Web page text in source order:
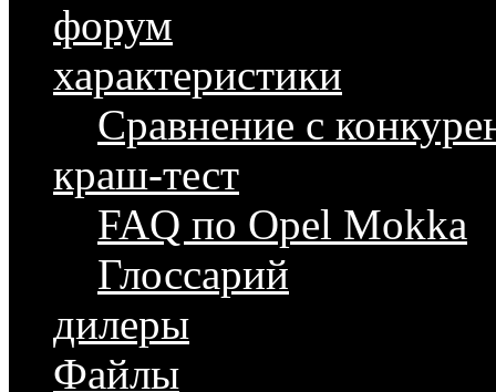
форум
характеристики
Сравнение с
краш-тест
FAQ по Opel Mokka
Глоссарий
дилеры
Файлы